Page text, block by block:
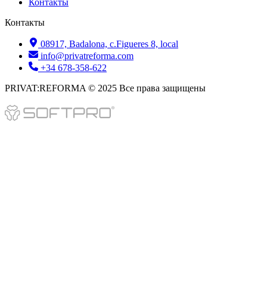
Контакты
Контакты
08917, Badalona, c.Figueres 8, local
info@privatreforma.com
+34 678-358-622
PRIVAT:REFORMA © 2025 Все права защищены